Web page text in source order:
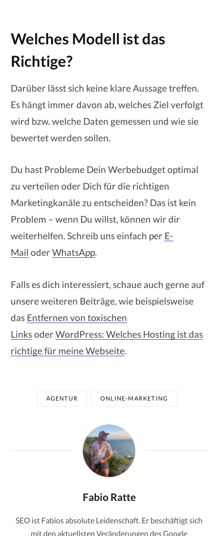
Welches Modell ist das
Richtige?
Darüber lässt sich keine klare Aussage treffen.
Es hängt immer davon ab, welches Ziel verfolgt
wird bzw. welche Daten gemessen und wie sie
bewertet werden sollen.
Du hast Probleme Dein Werbebudget optimal
zu verteilen oder Dich für die richtigen
Marketingkanäle zu entscheiden? Das ist kein
Problem – wenn Du willst, können wir dir
weiterhelfen. Schreib uns einfach per E-
Mail oder WhatsApp.
Falls es dich interessiert, schaue auch gerne auf
unsere weiteren Beiträge, wie beispielsweise
das Entfernen von toxischen
Linksoder WordPress: Welches Hosting ist das
richtige für meine Webseite.
AGENTUR ONLINE-MARKETING
Fabio Ratte
SEO ist Fabios absolute Leidenschaft. Er beschäftigt sich
mit den aktuellsten Veränderungen des Google